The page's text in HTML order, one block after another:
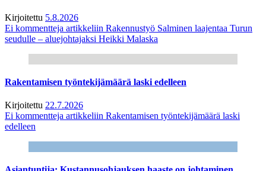
Kirjoitettu 5.8.2026
Ei kommentteja artikkeliin Rakennustyö Salminen laajentaa Turun
seudulle – aluejohtajaksi Heikki Malaska
Rakentamisen työntekijämäärä laski edelleen
Kirjoitettu 22.7.2026
Ei kommentteja artikkeliin Rakentamisen työntekijämäärä laski
edelleen